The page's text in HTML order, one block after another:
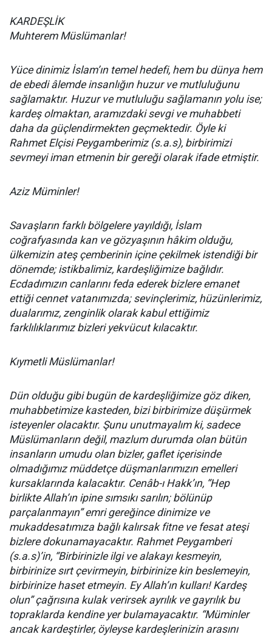
KARDEŞLİK
Muhterem Müslümanlar!
Yüce dinimiz İslam’ın temel hedefi, hem bu dünya hem
de ebedi âlemde insanlığın huzur ve mutluluğunu
sağlamaktır. Huzur ve mutluluğu sağlamanın yolu ise;
kardeş olmaktan, aramızdaki sevgi ve muhabbeti
daha da güçlendirmekten geçmektedir. Öyle ki
Rahmet Elçisi Peygamberimiz (s.a.s), birbirimizi
sevmeyi iman etmenin bir gereği olarak ifade etmiştir.
Aziz Müminler!
Savaşların farklı bölgelere yayıldığı, İslam
coğrafyasında kan ve gözyaşının hâkim olduğu,
ülkemizin ateş çemberinin içine çekilmek istendiği bir
dönemde; istikbalimiz, kardeşliğimize bağlıdır.
Ecdadımızın canlarını feda ederek bizlere emanet
ettiği cennet vatanımızda; sevinçlerimiz, hüzünlerimiz,
dualarımız, zenginlik olarak kabul ettiğimiz
farklılıklarımız bizleri yekvücut kılacaktır.
Kıymetli Müslümanlar!
Dün olduğu gibi bugün de kardeşliğimize göz diken,
muhabbetimize kasteden, bizi birbirimize düşürmek
isteyenler olacaktır. Şunu unutmayalım ki, sadece
Müslümanların değil, mazlum durumda olan bütün
insanların umudu olan bizler, gaflet içerisinde
olmadığımız müddetçe düşmanlarımızın emelleri
kursaklarında kalacaktır. Cenâb-ı Hakk’ın, “Hep
birlikte Allah’ın ipine sımsıkı sarılın; bölünüp
parçalanmayın” emri gereğince dinimize ve
mukaddesatımıza bağlı kalırsak fitne ve fesat ateşi
bizlere dokunamayacaktır. Rahmet Peygamberi
(s.a.s)’in, “Birbirinizle ilgi ve alakayı kesmeyin,
birbirinize sırt çevirmeyin, birbirinize kin beslemeyin,
birbirinize haset etmeyin. Ey Allah’ın kulları! Kardeş
olun” çağrısına kulak verirsek ayrılık ve gayrılık bu
topraklarda kendine yer bulamayacaktır. “Müminler
ancak kardeştirler, öyleyse kardeşlerinizin arasını